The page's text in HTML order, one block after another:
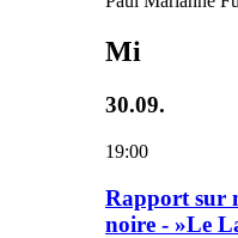
Mi
30.09.
19:00
Rapport sur
noire - »Le